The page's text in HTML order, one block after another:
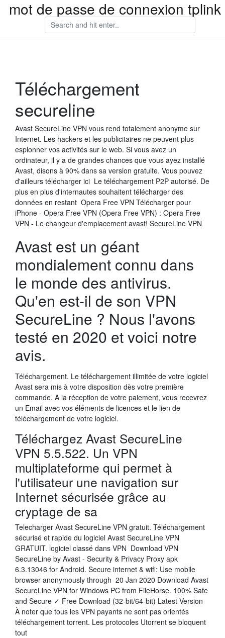
mot de passe de connexion tplink
Téléchargement
secureline
Avast SecureLine VPN vous rend totalement anonyme sur
Internet. Les hackers et les publicitaires ne peuvent plus
espionner vos activités sur le web. Si vous avez un
ordinateur, il y a de grandes chances que vous ayez installé
Avast, disons à 90% dans sa version gratuite. Vous pouvez
d'ailleurs télécharger ici Le téléchargement P2P autorisé. De
plus en plus d'internautes souhaitent télécharger des
données en restant Opera Free VPN Télécharger pour
iPhone - Opera Free VPN (Opera Free VPN) : Opera Free
VPN - Le changeur d'emplacement avast! SecureLine VPN
Avast est un géant
mondialement connu dans
le monde des antivirus.
Qu'en est-il de son VPN
SecureLine ? Nous l'avons
testé en 2020 et voici notre
avis.
Téléchargement. Le téléchargement illimitée de votre logiciel
Avast sera mis à votre disposition dès votre première
commande. A la réception de votre paiement, vous recevrez
un Email avec vos éléments de licences et le lien de
téléchargement de votre logiciel.
Téléchargez Avast SecureLine
VPN 5.5.522. Un VPN
multiplateforme qui permet à
l'utilisateur une navigation sur
Internet sécurisée grâce au
cryptage de sa
Telecharger Avast SecureLine VPN gratuit. Téléchargement
sécurisé et rapide du logiciel Avast SecureLine VPN
GRATUIT. logiciel classé dans VPN Download VPN
SecureLine by Avast - Security & Privacy Proxy apk
6.3.13046 for Android. Secure internet & wifi: Use mobile
browser anonymously through 20 Jan 2020 Download Avast
SecureLine VPN for Windows PC from FileHorse. 100% Safe
and Secure ✓ Free Download (32-bit/64-bit) Latest Version
À noter que tous les VPN payants ne sont pas orientés
téléchargement torrent. Les protocoles Utorrent se bloquent
tout